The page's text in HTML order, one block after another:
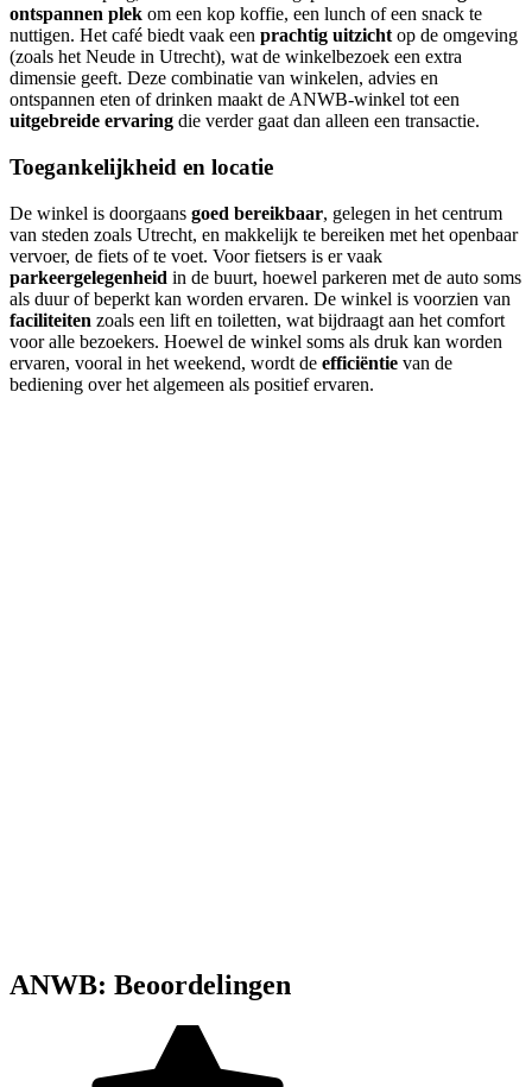
ontspannen plek om een kop koffie, een lunch of een snack te
nuttigen. Het café biedt vaak een prachtig uitzicht op de omgeving
(zoals het Neude in Utrecht), wat de winkelbezoek een extra
dimensie geeft. Deze combinatie van winkelen, advies en
ontspannen eten of drinken maakt de ANWB-winkel tot een
uitgebreide ervaring die verder gaat dan alleen een transactie.
Toegankelijkheid en locatie
De winkel is doorgaans goed bereikbaar, gelegen in het centrum
van steden zoals Utrecht, en makkelijk te bereiken met het openbaar
vervoer, de fiets of te voet. Voor fietsers is er vaak
parkeergelegenheid in de buurt, hoewel parkeren met de auto soms
als duur of beperkt kan worden ervaren. De winkel is voorzien van
faciliteiten zoals een lift en toiletten, wat bijdraagt aan het comfort
voor alle bezoekers. Hoewel de winkel soms als druk kan worden
ervaren, vooral in het weekend, wordt de efficiëntie van de
bediening over het algemeen als positief ervaren.
ANWB: Beoordelingen